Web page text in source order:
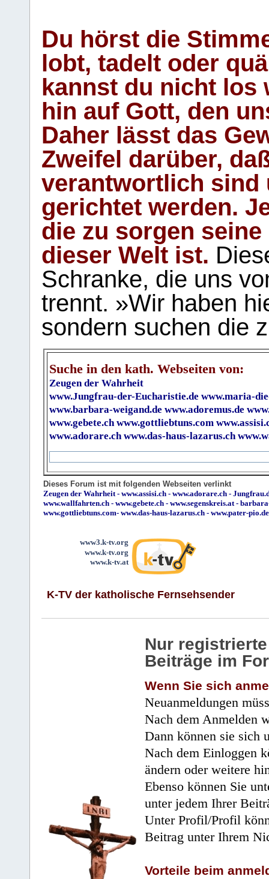
Du hörst die
lobt, tadelt oder
kannst du nicht los
hin auf Gott, den
Daher lässt das
Zweifel darüber,
verantwortlich sind
gerichtet werden.
die zu sorgen
dieser Welt ist.
Schranke, die uns
trennt. »Wir haben
sondern suchen die
Suche in den kath. Webseiten von:
Zeugen der Wahrheit
www.Jungfrau-der-Eucharistie.de www.maria-
www.barbara-weigand.de www.adoremus.de
www.gebete.ch www.gottliebtuns.com
www.adorare.ch www.das-haus-lazarus.ch
Dieses Forum ist mit folgenden Webseiten verlinkt
Zeugen der Wahrheit- www.assisi.ch - www.adorare.ch -
www.wallfahrten.ch - www.gebete.ch - www.segenskreis.at-
www.gottliebtuns.com- www.das-haus-lazarus.ch - www.pater-pio.de
www3.k-tv.org
www.k-tv.org
www.k-tv.at
K-TV der katholische Fernsehsender
Nur
Beiträge im
Wenn Sie sich
Neuanmeldungen
Nach dem Anmelden
Dann können sie sich
Nach dem Einloggen
ändern oder weitere
Ebenso können Sie
unter jedem Ihrer
Unter Profil/Profil
Beitrag unter Ihrem
Vorteile beim